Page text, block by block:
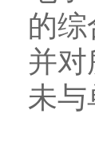
的
并
未
（